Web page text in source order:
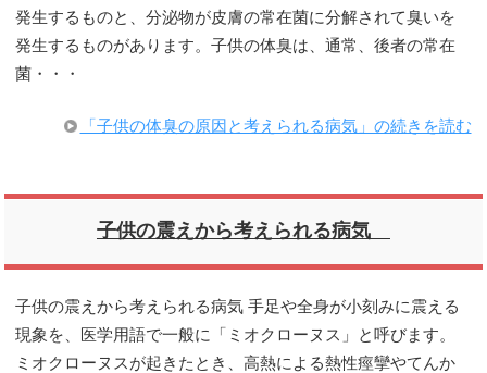
発生するものと、分泌物が皮膚の常在菌に分解されて臭いを
発生するものがあります。子供の体臭は、通常、後者の常在
菌・・・
「子供の体臭の原因と考えられる病気」の続きを読む
子供の震えから考えられる病気
子供の震えから考えられる病気 手足や全身が小刻みに震える
現象を、医学用語で一般に「ミオクローヌス」と呼びます。
ミオクローヌスが起きたとき、高熱による熱性痙攣やてんか